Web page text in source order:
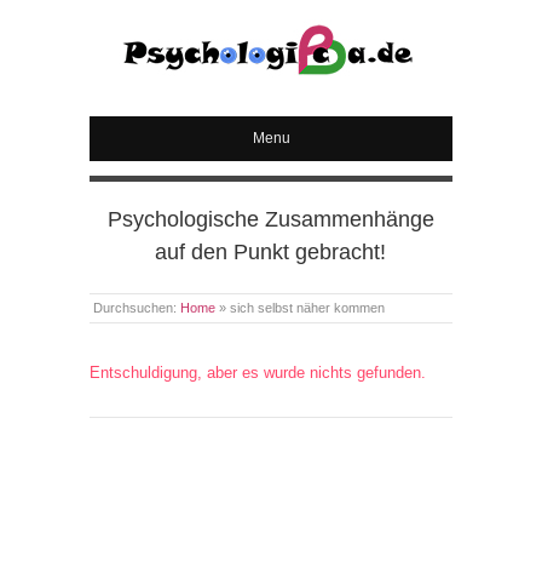
PSYCHOLOGICA
Menu
Psychologische Zusammenhänge
auf den Punkt gebracht!
Durchsuchen: Home » sich selbst näher kommen
Entschuldigung, aber es wurde nichts gefunden.